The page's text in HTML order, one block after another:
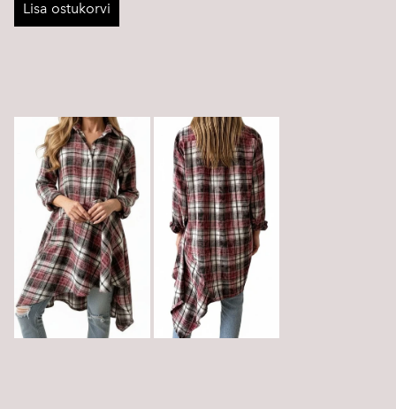
Lisa ostukorvi